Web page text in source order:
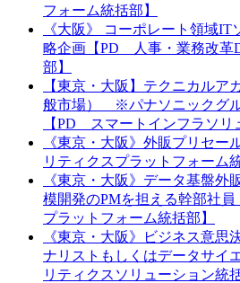
フォーム統括部】
《大阪》 コーポレート領域
略企画【PD 人事・業務改革
部】
【東京・大阪】テクニカルア
般市場） ※パナソニックグ
【PD スマートインフラソリ
《東京・大阪》外販プリセ
リティクスプラットフォーム
《東京・大阪》データ基盤外
模開発のPMを担える幹部社
プラットフォーム統括部】
《東京・大阪》ビジネス意思
ナリストもしくはデータサイ
リティクスソリューション統